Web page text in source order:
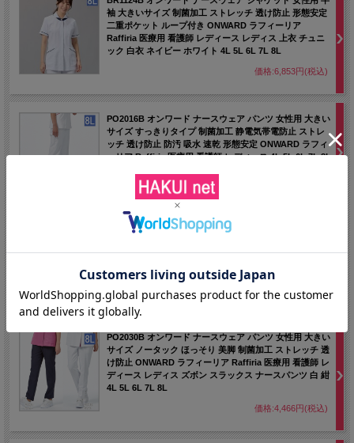
袖 大きいサイズ 制菌加工 ストレッチ 透け防止 形態安定
二重ポケット ループ付き ONWARD ラフィーリア
Raffiria 医療用 看護師 レディース レディス 上衣 チュニ
ック 白衣 ネイビー ホワイト 4L 5L 6L 7L 8L
価格:6,853円(税込)
PO2016B オンワード ナースウェア パンツ 女性用 大きい
サイズ すっきりタイプ 制菌加工 静電気帯電防止 ストレ
ッチ 透け防止 防汚 吸水 速乾 形態安定 ONWARD ラフィ
ーリア Raffiria 医療用 看護師 レディース 4L 5L 6L 7L 8L
PO2025B オンワード ナースウェア パンツ 女性用 大きい
防止 ストレッチ 透け防止 形態安定 ONWARD ラフィーリ
PO2030B オンワード ナースウェア パンツ 女性用 大きい
サイズ ノータック ほっそり 美脚 制菌加工 ストレッチ 透
け防止 ONWARD ラフィーリア Raffiria 医療用 看護師 レ
ディース レディス ズボン スラックス ナースパンツ 白 紺
4L 5L 6L 7L 8L
価格:4,466円(税込)